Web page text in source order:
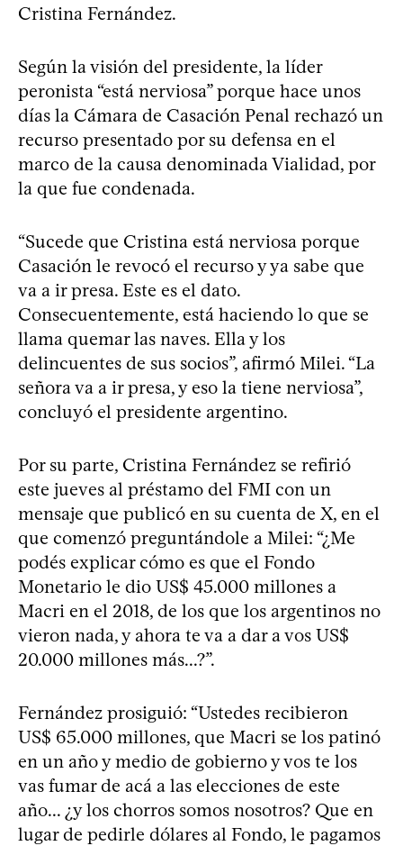
Cristina Fernández.
Según la visión del presidente, la líder
peronista “está nerviosa” porque hace unos
días la Cámara de Casación Penal rechazó un
recurso presentado por su defensa en el
marco de la causa denominada Vialidad, por
la que fue condenada.
“Sucede que Cristina está nerviosa porque
Casación le revocó el recurso y ya sabe que
va a ir presa. Este es el dato.
Consecuentemente, está haciendo lo que se
llama quemar las naves. Ella y los
delincuentes de sus socios”, afirmó Milei. “La
señora va a ir presa, y eso la tiene nerviosa”,
concluyó el presidente argentino.
Por su parte, Cristina Fernández se refirió
este jueves al préstamo del FMI con un
mensaje que publicó en su cuenta de X, en el
que comenzó preguntándole a Milei: “¿Me
podés explicar cómo es que el Fondo
Monetario le dio US$ 45.000 millones a
Macri en el 2018, de los que los argentinos no
vieron nada, y ahora te va a dar a vos US$
20.000 millones más...?”.
Fernández prosiguió: “Ustedes recibieron
US$ 65.000 millones, que Macri se los patinó
en un año y medio de gobierno y vos te los
vas fumar de acá a las elecciones de este
año... ¿y los chorros somos nosotros? Que en
lugar de pedirle dólares al Fondo, le pagamos